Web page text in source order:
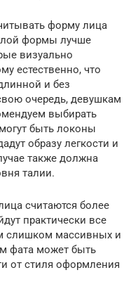
форму лица
формы лучше
визуально
естественно, что
и без
очередь, девушкам
выбирать
быть локоны
образу легкости и
также должна
талии.
считаются более
практически все
слишком массивных и
фата может быть
от стиля оформления